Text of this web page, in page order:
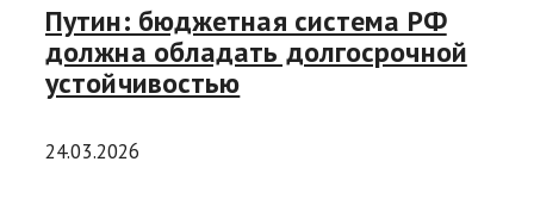
Путин: бюджетная система РФ
должна обладать долгосрочной
устойчивостью
24.03.2026